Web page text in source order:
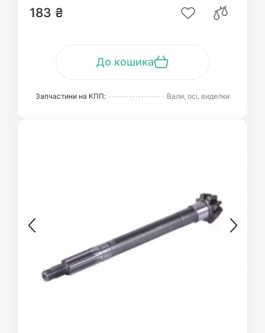
183 ₴
До кошика
Запчастини на КПП: Вали, осі, виделки